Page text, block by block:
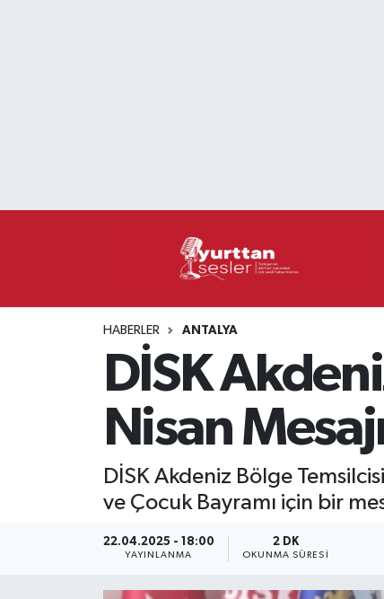
HABERLER ANTALYA
DİSK
Nisan
DİSK Akdeniz Bölge
ve Çocuk Bayramı için bir
22.04.2025 - 18:00
YAYINLANMA
2 DK
OKUNMA SÜRESI
Süper Lig Puan Durumu ve Fikstür
Son Dakika Haberleri
Haber Arşivi